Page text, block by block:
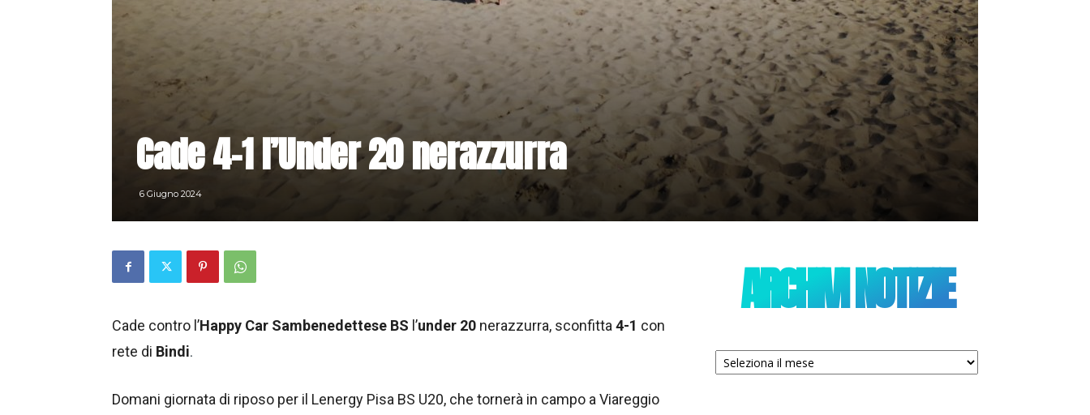
Cade 4-1 l’Under 20 nerazzurra
6 Giugno 2024
Cade contro l’Happy Car Sambenedettese BS l’under 20 nerazzurra, sconfitta 4-1 con
rete di Bindi.
Domani giornata di riposo per il Lenergy Pisa BS U20, che tornerà in campo a Viareggio
ARCHIVI NOTIZIE
Archivi
notizie